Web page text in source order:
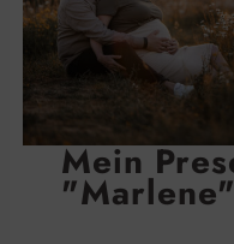
Mein
"Marlene"